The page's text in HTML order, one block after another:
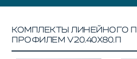
КОМПЛЕКТЫ ЛИНЕЙНОГО
ПРОФИЛЕМ V20.40Х80.П